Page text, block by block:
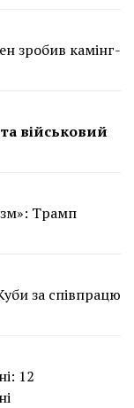
зробив камінг-
військовий
Трамп
за співпрацю
12